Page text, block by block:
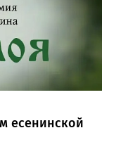
есенинской